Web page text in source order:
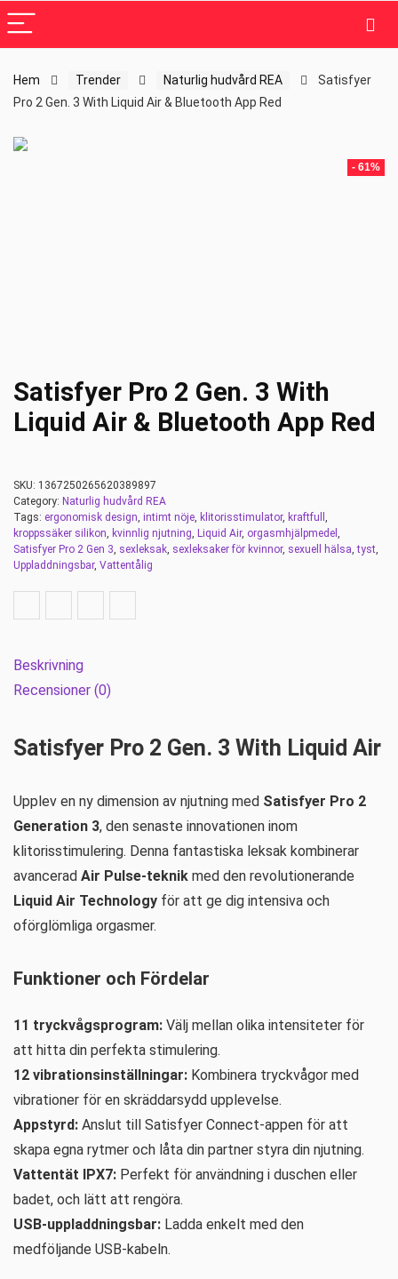
Hem Trender Naturlig hudvård REA
Satisfyer
Pro 2 Gen. 3 With Liquid Air & Bluetooth App Red
- 61%
Satisfyer Pro 2 Gen. 3 With
Liquid Air & Bluetooth App Red
SKU: 1367250265620389897
Category: Naturlig hudvård REA
Tags: ergonomisk design, intimt nöje, klitorisstimulator, kraftfull ,
kroppssäker silikon, kvinnlig njutning, Liquid Air, orgasmhjälpmedel ,
Satisfyer Pro 2 Gen 3, sexleksak, sexleksaker för kvinnor, sexuell hälsa,tyst,
Uppladdningsbar, Vattentålig
Beskrivning
Recensioner (0)
Satisfyer Pro 2 Gen. 3 With Liquid Air
Upplev en ny dimension av njutning med Satisfyer Pro 2
Generation 3, den senaste innovationen inom
klitorisstimulering. Denna fantastiska leksak kombinerar
avancerad Air Pulse-teknik med den revolutionerande
Liquid Air Technology för att ge dig intensiva och
oförglömliga orgasmer.
Funktioner och Fördelar
11 tryckvågsprogram: Välj mellan olika intensiteter för
att hitta din perfekta stimulering.
12 vibrationsinställningar: Kombinera tryckvågor med
vibrationer för en skräddarsydd upplevelse.
Appstyrd: Anslut till Satisfyer Connect-appen för att
skapa egna rytmer och låta din partner styra din njutning.
Vattentät IPX7: Perfekt för användning i duschen eller
badet, och lätt att rengöra.
USB-uppladdningsbar: Ladda enkelt med den
medföljande USB-kabeln.